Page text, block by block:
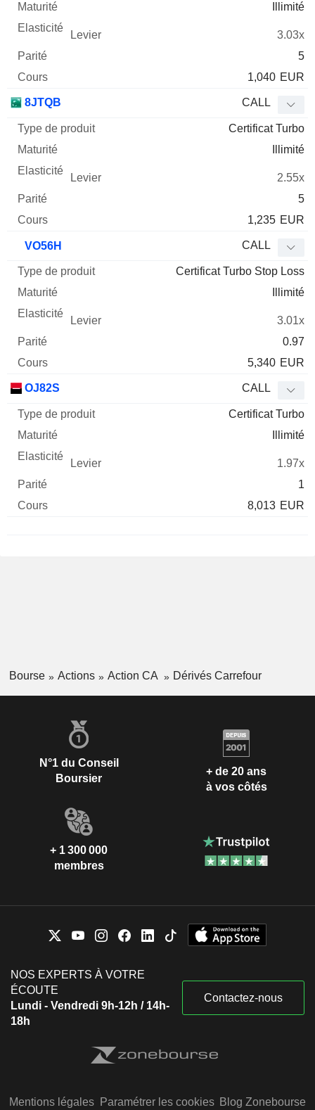
Illimité
3.03x
5
1,040 EUR
8JTQB CALL
Certificat Turbo
Illimité
2.55x
5
1,235 EUR
VO56H CALL
Certificat Turbo Stop Loss
Illimité
3.01x
0.97
5,340 EUR
OJ82S CALL
Certificat Turbo
Illimité
1.97x
1
8,013 EUR
Bourse Actions Action CA Dérivés Carrefour
N°1 du Conseil
Boursier
+ de 20 ans
à vos côtés
+ 1 300 000
membres
NOS EXPERTS À VOTRE
ÉCOUTE
Lundi - Vendredi 9h-12h / 14h-
18h
Contactez-nous
Mentions légales Paramétrer les cookies Blog Zonebourse